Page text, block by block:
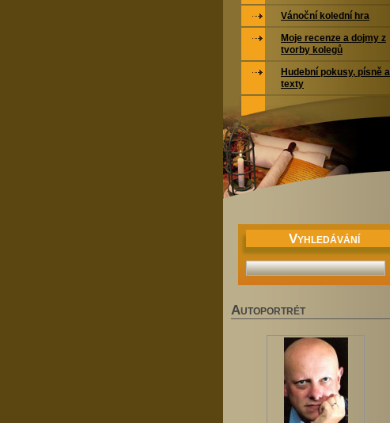
Vánoční kolední hra
Moje recenze a dojmy z
tvorby kolegů
Hudební pokusy, písně a
texty
VYHLEDÁVÁNÍ
AUTOPORTRÉT